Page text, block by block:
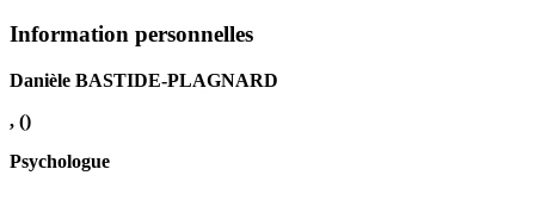
Information personnelles
Danièle BASTIDE-PLAGNARD
, ()
Psychologue